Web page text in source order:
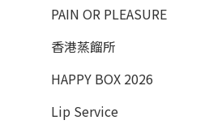
PAIN OR PLEASURE
香港蒸餾所
HAPPY BOX 2026
Lip Service